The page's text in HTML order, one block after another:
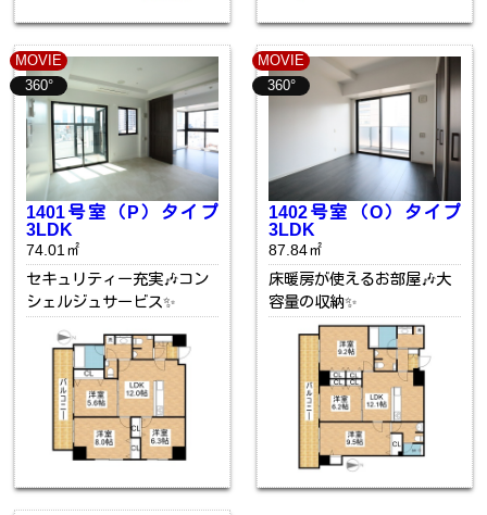
MOVIE
360°
1401号室（P）タイプ
3LDK
74.01㎡
セキュリティー充実🎶コン
シェルジュサービス✨
MOVIE
360°
1402号室（O）タイプ
3LDK
87.84㎡
床暖房が使えるお部屋🎶大
容量の収納✨